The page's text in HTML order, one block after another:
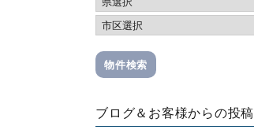
ブログ＆お客様からの投稿